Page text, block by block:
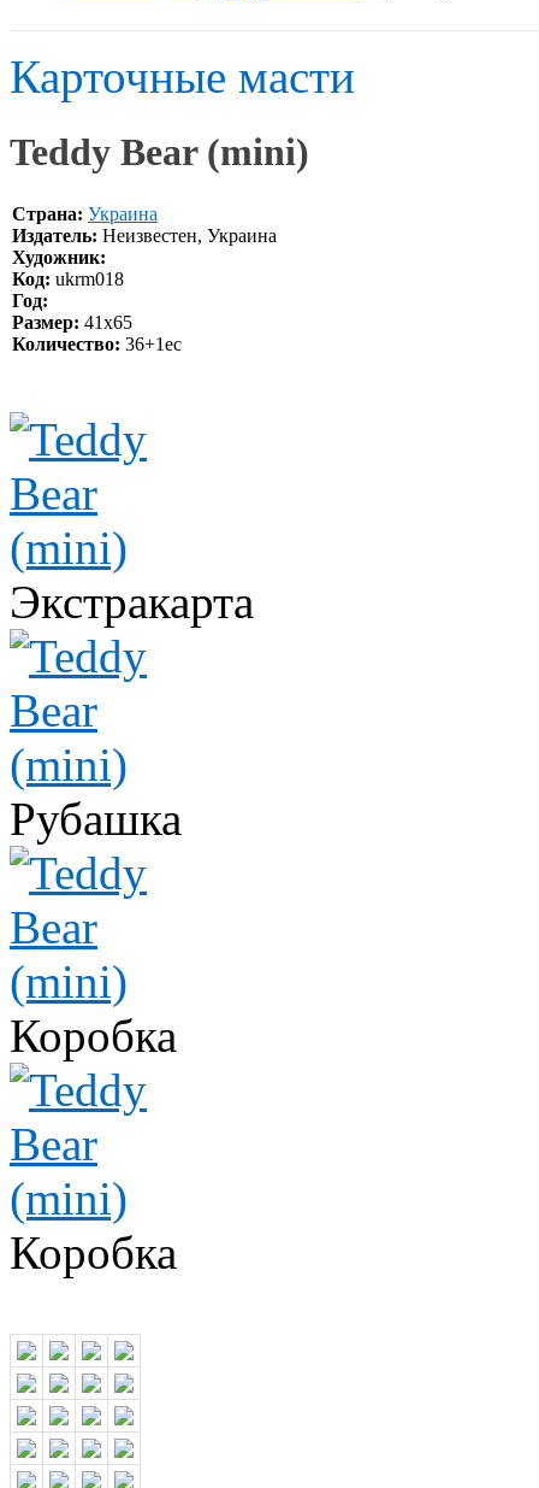
Карточные масти
Teddy Bear (mini)
Страна: Украина
Издатель: Неизвестен, Украина
Художник:
Код: ukrm018
Год:
Размер: 41х65
Количество: 36+1ec
Экстракарта
Рубашка
Коробка
Коробка